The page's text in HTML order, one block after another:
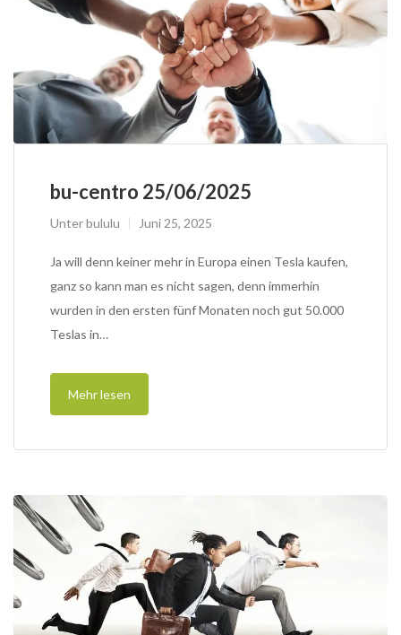
bu-centro 25/06/2025
Unterbululu Juni 25, 2025
Ja will denn keiner mehr in Europa einen Tesla kaufen,
ganz so kann man es nicht sagen, denn immerhin
wurden in den ersten fünf Monaten noch gut 50.000
Teslas in…
Mehr lesen